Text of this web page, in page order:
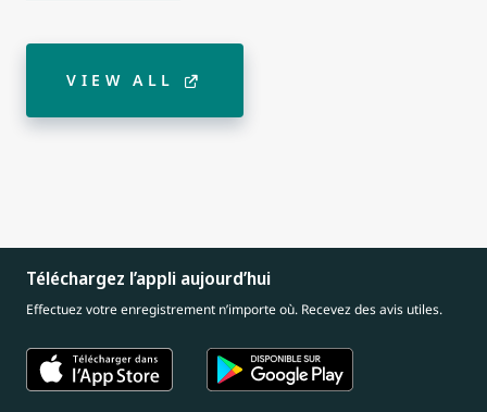
VIEW ALL
Téléchargez l’appli aujourd’hui
Effectuez votre enregistrement n’importe où. Recevez des avis utiles.